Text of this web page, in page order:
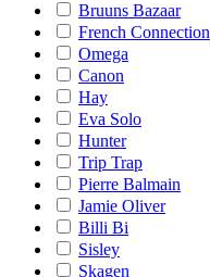
Bruuns Bazaar
French Connection
Omega
Canon
Hay
Eva Solo
Hunter
Trip Trap
Pierre Balmain
Jamie Oliver
Billi Bi
Sisley
Skagen